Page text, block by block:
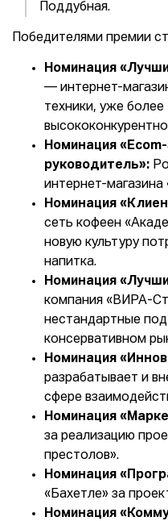
Поддубная.
Победителями премии
Номинация
— интернет-
техники, уже
Номинация
руководитель»:
интернет-
Номинация
сеть кофеен
новую культуру
напитка.
Номинация
компания «ВИРА-
нестандартные
консервативном
Номинация
разрабатывает и
сфере
Номинация
за реализацию
престолов».
Номинация
«Бахетле» за
Номинация